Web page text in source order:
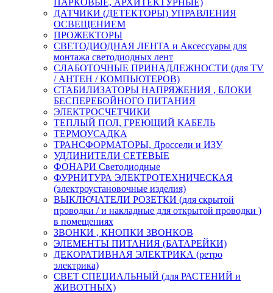
ПАРКОВЫЕ, АРХИТЕКТУРНЫЕ)
ДАТЧИКИ (ДЕТЕКТОРЫ) УПРАВЛЕНИЯ
ОСВЕЩЕНИЕМ
ПРОЖЕКТОРЫ
СВЕТОДИОДНАЯ ЛЕНТА и Аксессуары для
монтажа светодиодных лент
СЛАБОТОЧНЫЕ ПРИНАДЛЕЖНОСТИ (для TV
/ АНТЕН / КОМПЬЮТЕРОВ)
СТАБИЛИЗАТОРЫ НАПРЯЖЕНИЯ , БЛОКИ
БЕСПЕРЕБОЙНОГО ПИТАНИЯ
ЭЛЕКТРОСЧЕТЧИКИ
ТЕПЛЫЙ ПОЛ, ГРЕЮЩИЙ КАБЕЛЬ
ТЕРМОУСАДКА
ТРАНСФОРМАТОРЫ, Дроссели и ИЗУ
УДЛИНИТЕЛИ СЕТЕВЫЕ
ФОНАРИ Светодиодные
ФУРНИТУРА ЭЛЕКТРОТЕХНИЧЕСКАЯ
(электроустановочные изделия)
ВЫКЛЮЧАТЕЛИ РОЗЕТКИ (для скрытой
проводки / и накладные для открытой проводки )
в помещениях
ЗВОНКИ , КНОПКИ ЗВОНКОВ
ЭЛЕМЕНТЫ ПИТАНИЯ (БАТАРЕЙКИ)
ДЕКОРАТИВНАЯ ЭЛЕКТРИКА (ретро
электрика)
СВЕТ СПЕЦИАЛЬНЫЙ (для РАСТЕНИЙ и
ЖИВОТНЫХ)